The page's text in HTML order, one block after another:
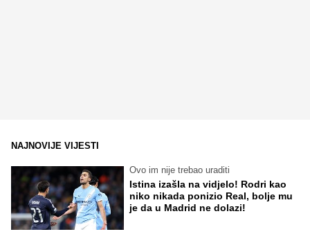
NAJNOVIJE VIJESTI
Ovo im nije trebao uraditi
Istina izašla na vidjelo! Rodri kao
niko nikada ponizio Real, bolje mu
je da u Madrid ne dolazi!